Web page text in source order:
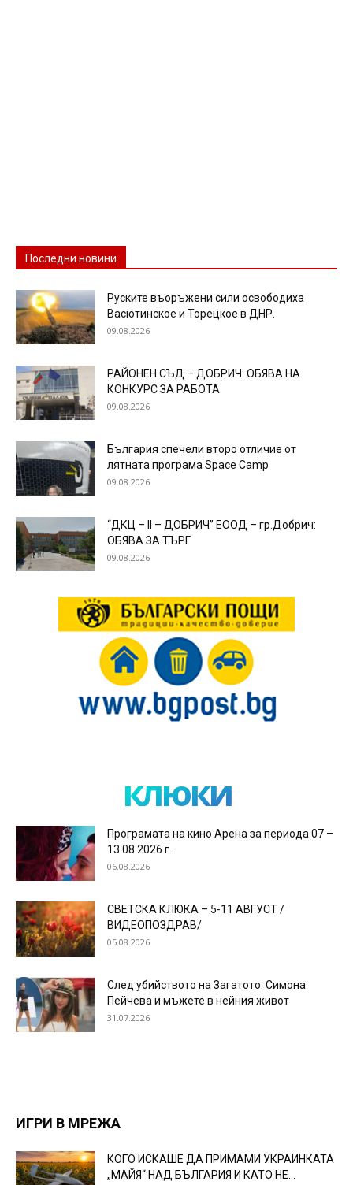
Последни новини
Руските въоръжени сили освободиха
Васютинское и Торецкое в ДНР.
09.08.2026
РАЙОНЕН СЪД – ДОБРИЧ: ОБЯВА НА
КОНКУРС ЗА РАБОТА
09.08.2026
България спечели второ отличие от
лятната програма Space Camp
09.08.2026
“ДКЦ – ІІ – ДОБРИЧ” ЕООД – гр.Добрич:
ОБЯВА ЗА ТЪРГ
09.08.2026
клюки
Програмата на кино Арена за периода 07 –
13.08.2026 г.
06.08.2026
СВЕТСКА КЛЮКА – 5-11 АВГУСТ /
ВИДЕОПОЗДРАВ/
05.08.2026
След убийството на Загатото: Симона
Пейчева и мъжете в нейния живот
31.07.2026
ИГРИ В МРЕЖА
КОГО ИСКАШЕ ДА ПРИМАМИ УКРАИНКАТА
„МАЙЯ“ НАД БЪЛГАРИЯ И КАТО НЕ...